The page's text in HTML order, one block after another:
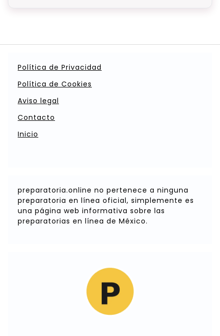
Política de Privacidad
Política de Cookies
Aviso legal
Contacto
Inicio
preparatoria.online no pertenece a ninguna
preparatoria en línea oficial, simplemente es
una página web informativa sobre las
preparatorias en línea de México.